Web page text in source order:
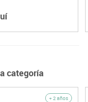
categoría
+ 2 años